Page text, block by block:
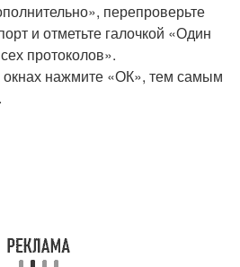
перепроверьте
и отметьте галочкой «Один
протоколов».
нажмите «ОК», тем самым